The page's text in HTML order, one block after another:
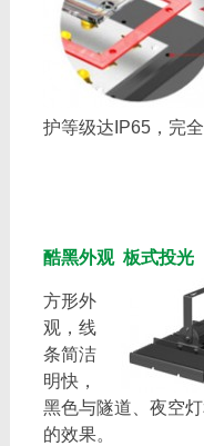
护等级达IP65，完
酷黑外观 板式投光
方形外
观，线
条简洁
明快，
黑色与隧道、夜空
的效果。